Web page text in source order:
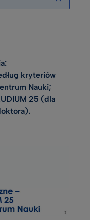
kryteriów
Nauki;
25 (dla